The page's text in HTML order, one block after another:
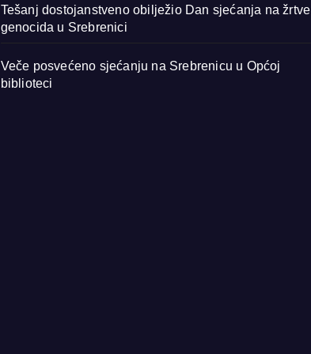
Tešanj dostojanstveno obilježio Dan sjećanja na žrtve
genocida u Srebrenici
Veče posvećeno sjećanju na Srebrenicu u Općoj
biblioteci